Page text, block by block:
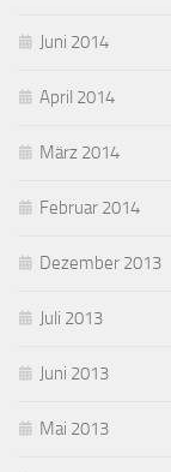
Juni 2014
April 2014
März 2014
Februar 2014
Dezember 2013
Juli 2013
Juni 2013
Mai 2013